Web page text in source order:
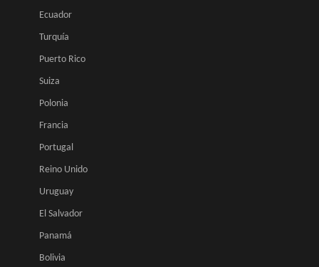
Ecuador
Turquía
Puerto Rico
Suiza
Polonia
Francia
Portugal
Reino Unido
Uruguay
El Salvador
Panamá
Bolivia